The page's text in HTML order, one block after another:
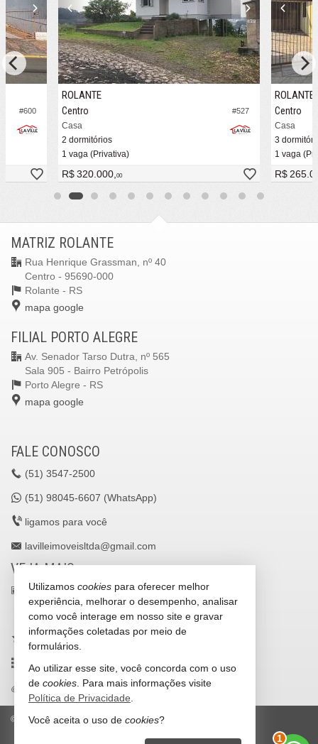
#600 #527
ROLANTE
Centro
Casa
2 dormitórios
1 vaga (Privativa)
R$ 320.000, 00
ROLANTE
Centro
Casa
3
1 vaga
R$
MATRIZ ROLANTE
Rua Henrique Grassman, nº 40
Centro - 95690-000
Rolante - RS
mapa google
FILIAL PORTO ALEGRE
Av. Senador Tarso Dutra, nº 565
Sala 905 - Bairro Petrópolis
Porto Alegre - RS
mapa google
FALE CONOSCO
(51) 3547-2500
(51) 98045-6607 (WhatsApp)
ligamos para você
lavilleimoveisltda@gmail.com
VEJA MAIS
receba nosso newsletter
cadastre seu imóvel
imóveis favoritos
mapa de imóveis
trabalhe conosco
© 2026 CRECI/RS 25036-J Política de Privacidade
2
Utilizamos cookies para oferecer melhor
experiência, melhorar o desempenho, analisar
como você interage em nosso site e gravar
informações coletadas por meio de
formulários.
Ao utilizar esse site, você concorda com o uso
de cookies . Para mais informações visite
Política de Privacidade
Você aceita o uso de cookies?